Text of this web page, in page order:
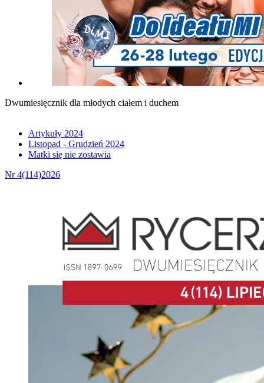
Dwumiesięcznik dla młodych ciałem i duchem
Artykuły 2024
Listopad - Grudzień 2024
Matki się nie zostawia
Nr 4(114)2026